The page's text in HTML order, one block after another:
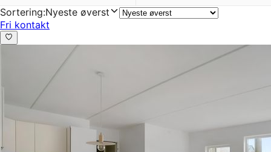
Sortering:Nyeste øverst
Fri kontakt